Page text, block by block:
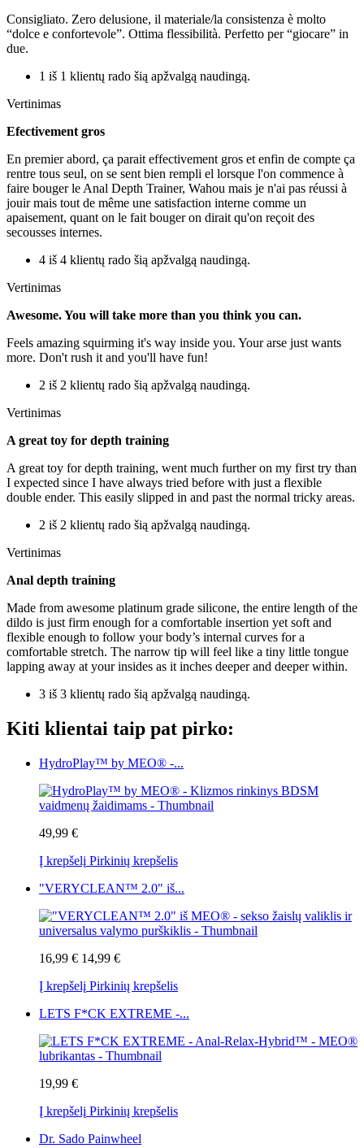
Consigliato. Zero delusione, il materiale/la consistenza è molto
“dolce e confortevole”. Ottima flessibilità. Perfetto per “giocare” in
due.
1 iš 1 klientų rado šią apžvalgą naudingą.
Vertinimas
Efectivement gros
En premier abord, ça parait effectivement gros et enfin de compte ça
rentre tous seul, on se sent bien rempli el lorsque l'on commence à
faire bouger le Anal Depth Trainer, Wahou mais je n'ai pas réussi à
jouir mais tout de même une satisfaction interne comme un
apaisement, quant on le fait bouger on dirait qu'on reçoit des
secousses internes.
4 iš 4 klientų rado šią apžvalgą naudingą.
Vertinimas
Awesome. You will take more than you think you can.
Feels amazing squirming it's way inside you. Your arse just wants
more. Don't rush it and you'll have fun!
2 iš 2 klientų rado šią apžvalgą naudingą.
Vertinimas
A great toy for depth training
A great toy for depth training, went much further on my first try than
I expected since I have always tried before with just a flexible
double ender. This easily slipped in and past the normal tricky areas.
2 iš 2 klientų rado šią apžvalgą naudingą.
Vertinimas
Anal depth training
Made from awesome platinum grade silicone, the entire length of the
dildo is just firm enough for a comfortable insertion yet soft and
flexible enough to follow your body’s internal curves for a
comfortable stretch. The narrow tip will feel like a tiny little tongue
lapping away at your insides as it inches deeper and deeper within.
3 iš 3 klientų rado šią apžvalgą naudingą.
Kiti klientai taip pat pirko:
HydroPlay™ by MEO® -...
49,99 €
Į krepšelį Pirkinių krepšelis
"VERYCLEAN™ 2.0" iš...
16,99 € 14,99 €
Į krepšelį Pirkinių krepšelis
LETS F*CK EXTREME -...
19,99 €
Į krepšelį Pirkinių krepšelis
Dr. Sado Painwheel